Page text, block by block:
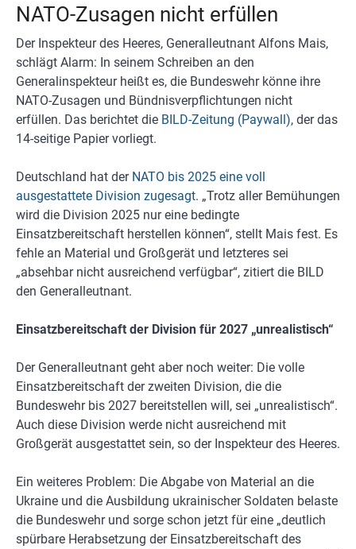
NATO-Zusagen nicht erfüllen
Der Inspekteur des Heeres, Generalleutnant Alfons Mais,
schlägt Alarm: In seinem Schreiben an den
Generalinspekteur heißt es, die Bundeswehr könne ihre
NATO-Zusagen und Bündnisverpflichtungen nicht
erfüllen. Das berichtet die BILD-Zeitung (Paywall), der das
14-seitige Papier vorliegt.
Deutschland hat der NATO bis 2025 eine voll
ausgestattete Division zugesagt. „Trotz aller Bemühungen
wird die Division 2025 nur eine bedingte
Einsatzbereitschaft herstellen können“, stellt Mais fest. Es
fehle an Material und Großgerät und letzteres sei
„absehbar nicht ausreichend verfügbar“, zitiert die BILD
den Generalleutnant.
Einsatzbereitschaft der Division für 2027 „unrealistisch“
Der Generalleutnant geht aber noch weiter: Die volle
Einsatzbereitschaft der zweiten Division, die die
Bundeswehr bis 2027 bereitstellen will, sei „unrealistisch“.
Auch diese Division werde nicht ausreichend mit
Großgerät ausgestattet sein, so der Inspekteur des Heeres.
Ein weiteres Problem: Die Abgabe von Material an die
Ukraine und die Ausbildung ukrainischer Soldaten belaste
die Bundeswehr und sorge schon jetzt für eine „deutlich
spürbare Herabsetzung der Einsatzbereitschaft des